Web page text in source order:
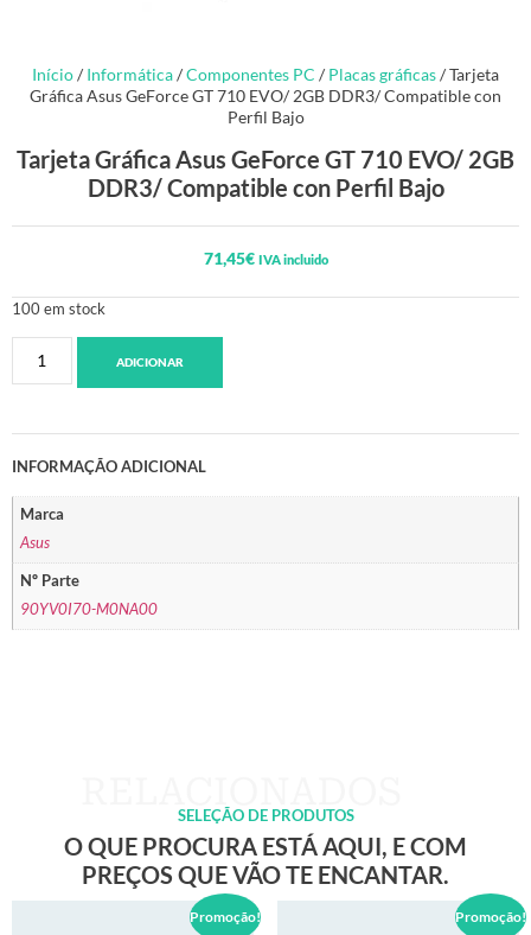
Início/ Informática/Componentes PC / Placas gráficas/ Tarjeta
Gráfica Asus GeForce GT 710 EVO/ 2GB DDR3/ Compatible con
Perfil Bajo
Tarjeta Gráfica Asus GeForce GT 710 EVO/ 2GB
DDR3/ Compatible con Perfil Bajo
71,45€ IVA incluido
100 em stock
ADICIONAR
INFORMAÇÃO ADICIONAL
Marca
Asus
Nº Parte
90YV0I70-M0NA00
SELEÇÃO DE PRODUTOS
O QUE PROCURA ESTÁ AQUI, E COM
PREÇOS QUE VÃO TE ENCANTAR.
Promoção! Promoção!